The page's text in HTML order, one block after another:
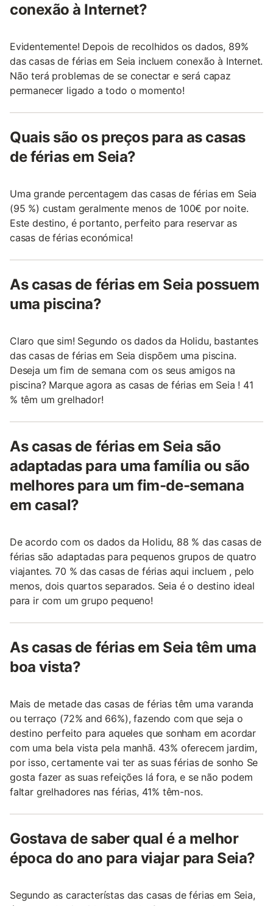
conexão à Internet?
Evidentemente! Depois de recolhidos os dados, 89%
das casas de férias em Seia incluem conexão à Internet.
Não terá problemas de se conectar e será capaz
permanecer ligado a todo o momento!
Quais são os preços para as casas
de férias em Seia?
Uma grande percentagem das casas de férias em Seia
(95 %) custam geralmente menos de 100€ por noite.
Este destino, é portanto, perfeito para reservar as
casas de férias económica!
As casas de férias em Seia possuem
uma piscina?
Claro que sim! Segundo os dados da Holidu, bastantes
das casas de férias em Seia dispõem uma piscina.
Deseja um fim de semana com os seus amigos na
piscina? Marque agora as casas de férias em Seia ! 41
% têm um grelhador!
As casas de férias em Seia são
adaptadas para uma família ou são
melhores para um fim-de-semana
em casal?
De acordo com os dados da Holidu, 88 % das casas de
férias são adaptadas para pequenos grupos de quatro
viajantes. 70 % das casas de férias aqui incluem , pelo
menos, dois quartos separados. Seia é o destino ideal
para ir com um grupo pequeno!
As casas de férias em Seia têm uma
boa vista?
Mais de metade das casas de férias têm uma varanda
ou terraço (72% and 66%), fazendo com que seja o
destino perfeito para aqueles que sonham em acordar
com uma bela vista pela manhã. 43% oferecem jardim,
por isso, certamente vai ter as suas férias de sonho Se
gosta fazer as suas refeições lá fora, e se não podem
faltar grelhadores nas férias, 41% têm-nos.
Gostava de saber qual é a melhor
época do ano para viajar para Seia?
Segundo as característas das casas de férias em Seia,